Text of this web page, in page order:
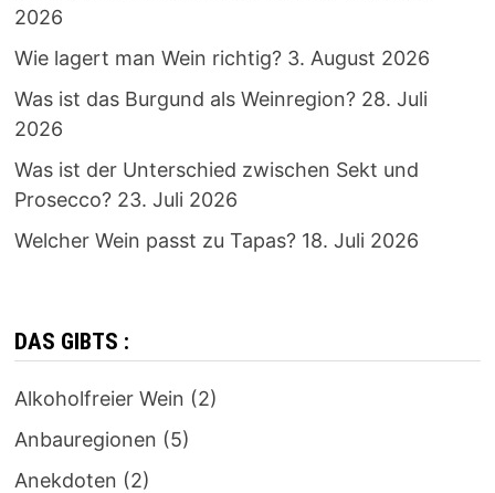
2026
Wie lagert man Wein richtig? 3. August 2026
Was ist das Burgund als Weinregion? 28. Juli
2026
Was ist der Unterschied zwischen Sekt und
Prosecco? 23. Juli 2026
Welcher Wein passt zu Tapas? 18. Juli 2026
DAS GIBTS :
Alkoholfreier Wein (2)
Anbauregionen (5)
Anekdoten (2)